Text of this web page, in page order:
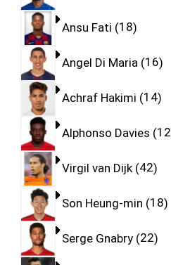
Ansu Fati 18
Angel Di Maria 16
Achraf Hakimi 14
Alphonso Davies 12
Virgil van Dijk 42
Son Heung-min 18
Serge Gnabry 22